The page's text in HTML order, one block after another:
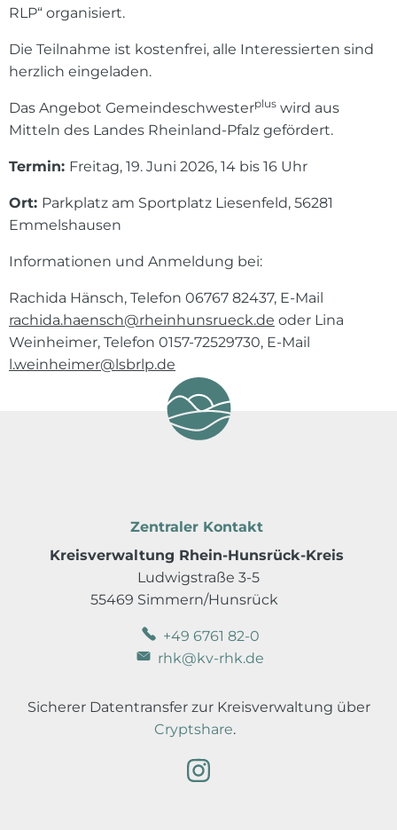
RLP“ organisiert.
Die Teilnahme ist kostenfrei, alle Interessierten sind
herzlich eingeladen.
Das Angebot Gemeindeschwesterplus wird aus
Mitteln des Landes Rheinland-Pfalz gefördert.
Termin: Freitag, 19. Juni 2026, 14 bis 16 Uhr
Ort: Parkplatz am Sportplatz Liesenfeld, 56281
Emmelshausen
Informationen und Anmeldung bei:
Rachida Hänsch, Telefon 06767 82437, E-Mail
rachida.haensch@rheinhunsrueck.de oder Lina
Weinheimer, Telefon 0157-72529730, E-Mail
l.weinheimer@lsbrlp.de
Zentraler Kontakt
Kreisverwaltung Rhein-Hunsrück-Kreis
Ludwigstraße 3-5
55469 Simmern/Hunsrück
+49 6761 82-0
rhk@kv-rhk.de
Sicherer Datentransfer zur Kreisverwaltung über
Cryptshare.